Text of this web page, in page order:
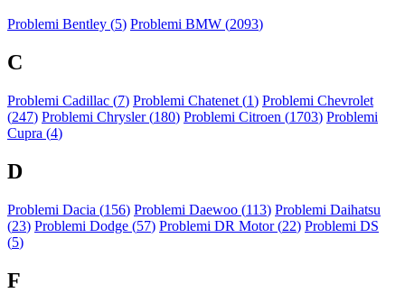
Problemi Bentley (5) Problemi BMW (2093)
C
Problemi Cadillac (7) Problemi Chatenet (1) Problemi Chevrolet
(247) Problemi Chrysler (180) Problemi Citroen (1703) Problemi
Cupra (4)
D
Problemi Dacia (156) Problemi Daewoo (113) Problemi Daihatsu
(23) Problemi Dodge (57) Problemi DR Motor (22) Problemi DS
(5)
F